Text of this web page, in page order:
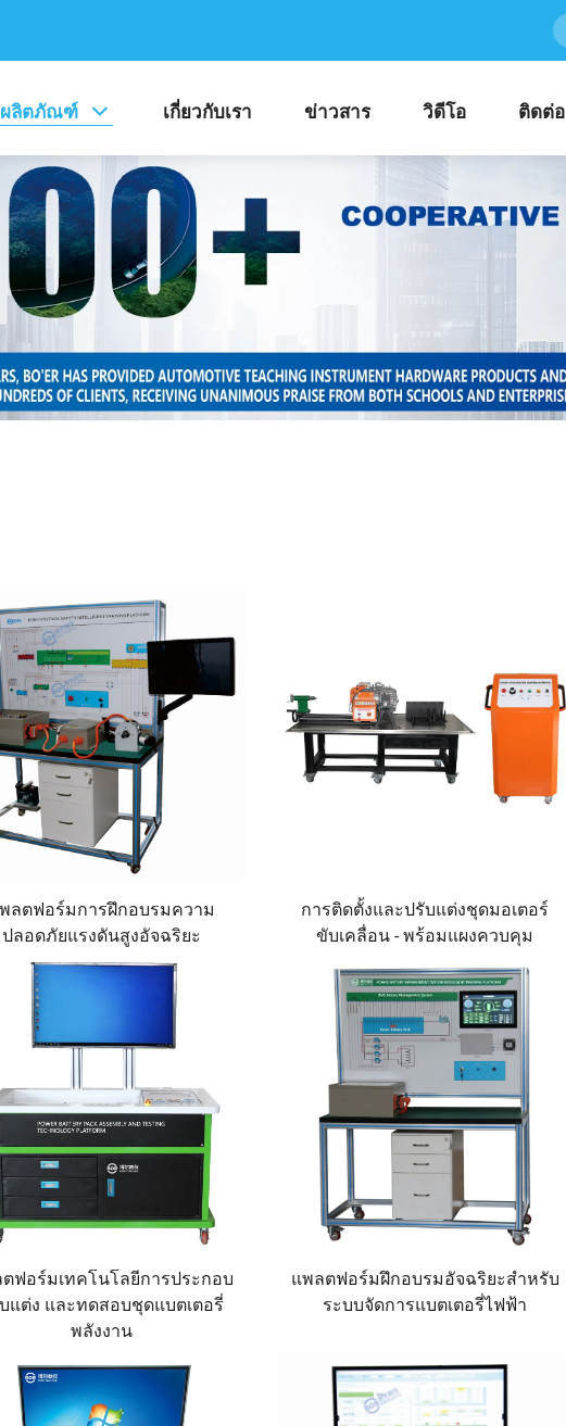
ผลิตภัณฑ์ เกี่ยวกับเรา ข่าวสาร วิดีโอ ติดต่อ
ลตฟอร์มการฝึกอบรมความ
ปลอดภัยแรงดันสูงอัจฉริยะ
การติดตั้งและปรับแต่งชุดมอเตอร์
ขับเคลื่อน - พร้อมแผงควบคุม
ฟอร์มเทคโนโลยีการประกอบ
แต่ง และทดสอบชุดแบตเตอรี่
พลังงาน
แพลตฟอร์มฝึกอบรมอัจฉริยะสำหรับ
ระบบจัดการแบตเตอรี่ไฟฟ้า